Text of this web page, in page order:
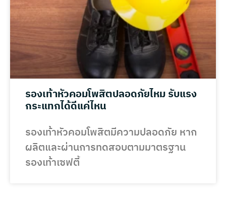
รองเท้าหัวคอมโพสิตปลอดภัยไหม รับแรง
กระแทกได้ดีแค่ไหน
รองเท้าหัวคอมโพสิตมีความปลอดภัย หาก
ผลิตและผ่านการทดสอบตามมาตรฐาน
รองเท้าเซฟตี้